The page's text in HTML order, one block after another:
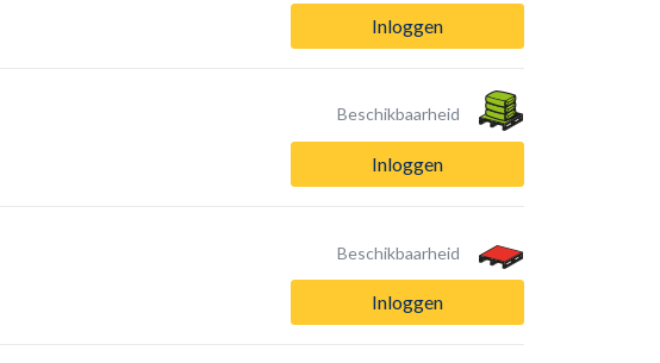
Inloggen
Beschikbaarheid
Inloggen
Beschikbaarheid
Inloggen